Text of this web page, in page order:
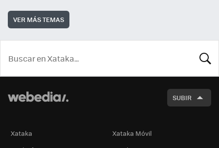
VER MÁS TEMAS
SUBIR
Xataka
Xataka Móvil